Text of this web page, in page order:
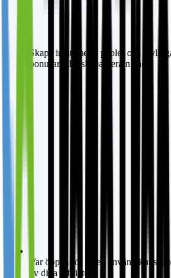
Skapa incitament, pooler och
bonusar eller skapa flera nivåer.
Var öppen för idéer, använd
av dina affiliates.